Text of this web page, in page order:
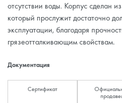
отсутствии воды. Корпус сделан
который прослужит достаточно
эксплуатации, благодаря
грязеотталкивающим свойствам.
Документация
Сертификат